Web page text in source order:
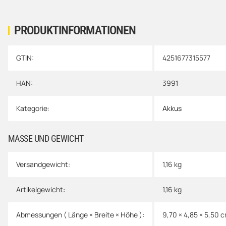
PRODUKTINFORMATIONEN
Produkteigenschaft
Wert
GTIN: 4251677315577
HAN: 3991
Kategorie: Akkus
MASSE UND GEWICHT
Versandgewicht: 1,16 kg
Artikelgewicht: 1,16 kg
Abmessungen ( Länge × Breite × Höhe ): 9,70 × 4,85 × 5,50